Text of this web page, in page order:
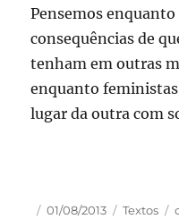
Pensemos
consequências de
tenham em outras
enquanto
lugar da outra com
Autor
Publicado
01/08/2013 Textos